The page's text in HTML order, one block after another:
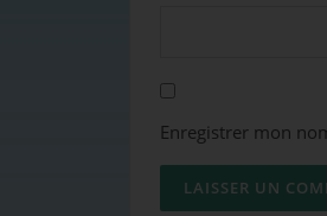
Enregistrer mon